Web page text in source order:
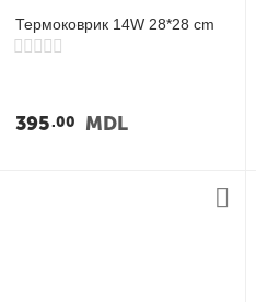
Термоковрик 14W 28*28 cm
395 00 MDL